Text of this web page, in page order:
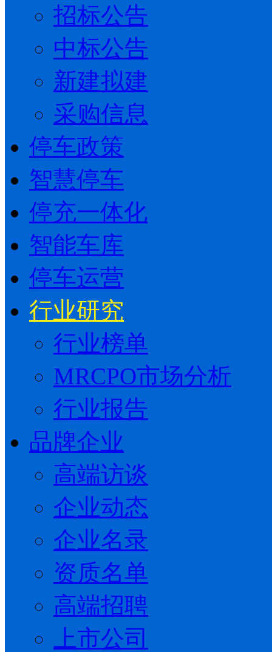
招标公告
中标公告
新建拟建
采购信息
停车政策
智慧停车
停充一体化
智能车库
停车运营
行业研究
行业榜单
MRCPO市场分析
行业报告
品牌企业
高端访谈
企业动态
企业名录
资质名单
高端招聘
上市公司